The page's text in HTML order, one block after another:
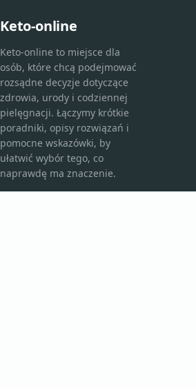
Keto-online
Keto-online to miejsce dla
osób, które chcą podejmować
rozsądne decyzje dotyczące
zdrowia, urody i codziennej
pielęgnacji. Łączymy krótkie
poradniki, opisy rozwiązań i
pomocne wskazówki, by
ułatwić wybór tego, co
naprawdę ma znaczenie.